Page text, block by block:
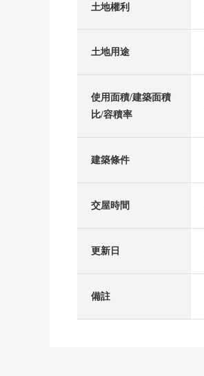
土地權利
土地用途
使用面積/建築面積
比/容積率
建築條件
交屋時間
更新日
備註